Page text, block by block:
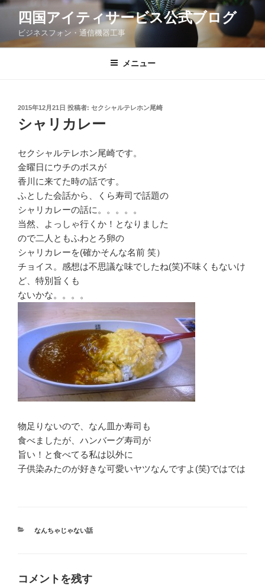
コ
ン
四国アイティサービス公式ブログ
ビジネスフォン・通信機器工事
メニュー
投
稿
日:
2015年12月21日 投稿者: セクシャルテレホン尾崎
シャリカレー
セクシャルテレホン尾崎です。
金曜日にウチのボスが
香川に来てた時の話です。
ふとした会話から、くら寿司で話題の
シャリカレーの話に。。。。。
当然、よっしゃ行くか！となりました
ので二人ともふわとろ卵の
シャリカレーを(確かそんな名前 笑）
チョイス。感想は不思議な味でしたね(笑)不味くもないけ
ど、特別旨くも
ないかな。。。。
物足りないので、なん皿か寿司も
食べましたが、ハンバーグ寿司が
旨い！と食べてる私は以外に
子供染みたのが好きな可愛いヤツなんですよ(笑)ではでは
カ
なんちゃじゃない話
コメントを残す